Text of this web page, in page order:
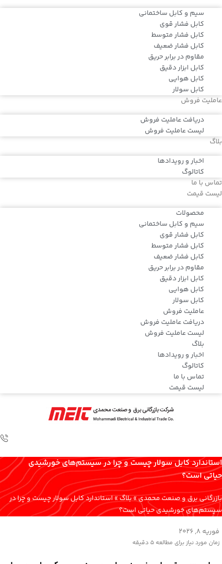
سیم و کابل ساختمانی
کابل فشار قوی
کابل فشار متوسط
کابل فشار ضعیف
مقاوم در برابر حریق
کابل ابزار دقیق
کابل هوایی
کابل سولار
عاملیت فروش
دریافت عاملیت فروش
لیست عاملیت فروش
بلاگ
اخبار و رویدادها
کاتالوگ
تماس با ما
لیست قیمت
محصولات
سیم و کابل ساختمانی
کابل فشار قوی
کابل فشار متوسط
کابل فشار ضعیف
مقاوم در برابر حریق
کابل ابزار دقیق
کابل هوایی
کابل سولار
عاملیت فروش
دریافت عاملیت فروش
لیست عاملیت فروش
بلاگ
اخبار و رویدادها
کاتالوگ
تماس با ما
لیست قیمت
استاندارد کابل سولار چیست و چرا در سیستم‌های خورشیدی
حیاتی است؟
بازرگانی برق و صنعت محمدی»بلاگ»استاندارد کابل سولار چیست و چرا در
سیستم‌های خورشیدی حیاتی است؟
فوریه 8, 2026
زمان مورد نیاز برای مطالعه 5 دقیقه